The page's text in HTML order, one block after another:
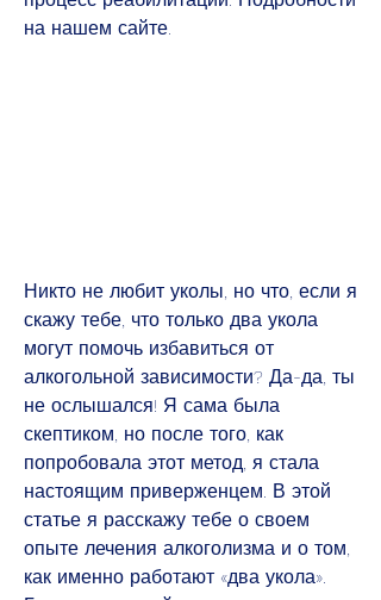
на нашем сайте.
Никто не любит уколы, но что, если я
скажу тебе, что только два укола
могут помочь избавиться от
алкогольной зависимости? Да-да, ты
не ослышался! Я сама была
скептиком, но после того, как
попробовала этот метод, я стала
настоящим приверженцем. В этой
статье я расскажу тебе о своем
опыте лечения алкоголизма и о том,
как именно работают «два укола».